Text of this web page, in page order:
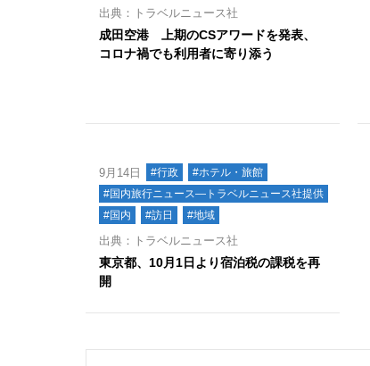
出典：トラベルニュース社
成田空港 上期のCSアワードを発表、
コロナ禍でも利用者に寄り添う
9月14日 #行政
#ホテル・旅館
#国内旅行ニュース―トラベルニュース社提供
#国内
#訪日 #地域
出典：トラベルニュース社
東京都、10月1日より宿泊税の課税を再
開